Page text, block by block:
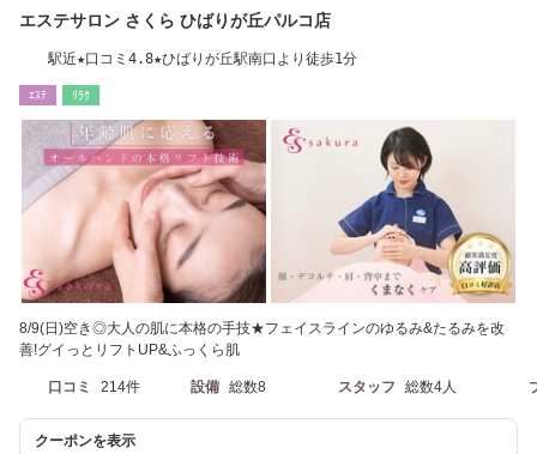
エステサロン さくら ひばりが丘パルコ店
駅近★口コミ4.8★ひばりが丘駅南口より徒歩1分
ｴｽﾃ ﾘﾗｸ
8/9(日)空き◎大人の肌に本格の手技★フェイスラインのゆるみ&たるみを改
善!グイっとリフトUP&ふっくら肌
口コミ 214件 設備 総数8 スタッフ 総数4人
クーポンを表示